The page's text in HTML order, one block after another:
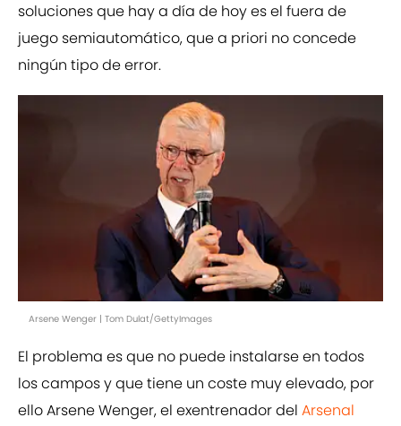
soluciones que hay a día de hoy es el fuera de
juego semiautomático, que a priori no concede
ningún tipo de error.
Arsene Wenger | Tom Dulat/GettyImages
El problema es que no puede instalarse en todos
los campos y que tiene un coste muy elevado, por
ello Arsene Wenger, el exentrenador del Arsenal